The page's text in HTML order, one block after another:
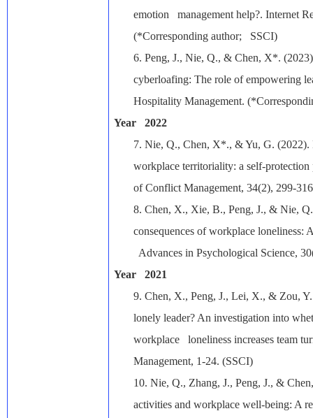
emotion management help?. Internet
(*Corresponding author; SSCI)
6. Peng, J., Nie, Q., & Chen, X*.
cyberloafing: The role of empowering
Hospitality Management.
Year 2022
7. Nie, Q., Chen, X*., & Yu, G.
workplace territoriality: a self-
of Conflict Management, 34(2), 299-
8. Chen, X., Xie, B., Peng, J., & Nie,
consequences of workplace loneliness:
Advances in Psychological Science,
Year 2021
9. Chen, X., Peng, J., Lei, X., & Zou,
lonely leader? An investigation into
workplace loneliness increases team
Management, 1-24. (SSCI)
10. Nie, Q., Zhang, J., Peng, J., &
activities and workplace well-being: A